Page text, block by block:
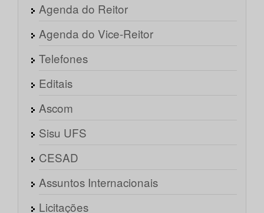
Agenda do Reitor
Agenda do Vice-Reitor
Telefones
Editais
Ascom
Sisu UFS
CESAD
Assuntos Internacionais
Licitações